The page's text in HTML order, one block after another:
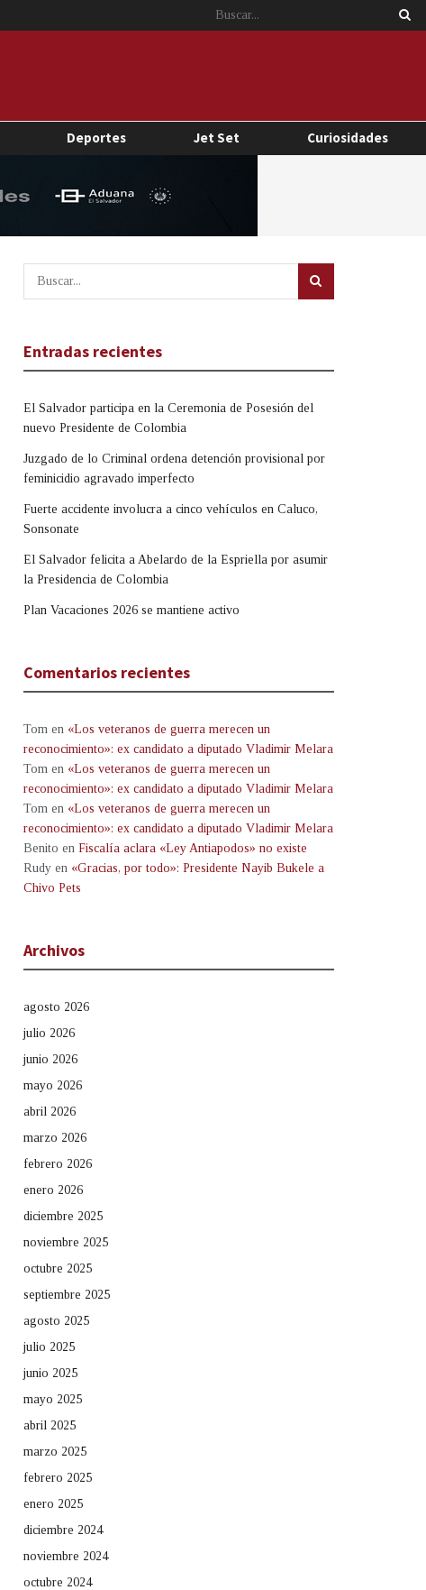
Deportes Jet Set Curiosidades
Entradas recientes
El Salvador participa en la Ceremonia de Posesión del
nuevo Presidente de Colombia
Juzgado de lo Criminal ordena detención provisional por
feminicidio agravado imperfecto
Fuerte accidente involucra a cinco vehículos en Caluco,
Sonsonate
El Salvador felicita a Abelardo de la Espriella por asumir
la Presidencia de Colombia
Plan Vacaciones 2026 se mantiene activo
Comentarios recientes
Tom en «Los veteranos de guerra merecen un
reconocimiento»: ex candidato a diputado Vladimir Melara
Tom en «Los veteranos de guerra merecen un
reconocimiento»: ex candidato a diputado Vladimir Melara
Tom en «Los veteranos de guerra merecen un
reconocimiento»: ex candidato a diputado Vladimir Melara
Benito en Fiscalía aclara «Ley Antiapodos» no existe
Rudy en «Gracias, por todo»: Presidente Nayib Bukele a
Chivo Pets
Archivos
agosto 2026
julio 2026
junio 2026
mayo 2026
abril 2026
marzo 2026
febrero 2026
enero 2026
diciembre 2025
noviembre 2025
octubre 2025
septiembre 2025
agosto 2025
julio 2025
junio 2025
mayo 2025
abril 2025
marzo 2025
febrero 2025
enero 2025
diciembre 2024
noviembre 2024
octubre 2024